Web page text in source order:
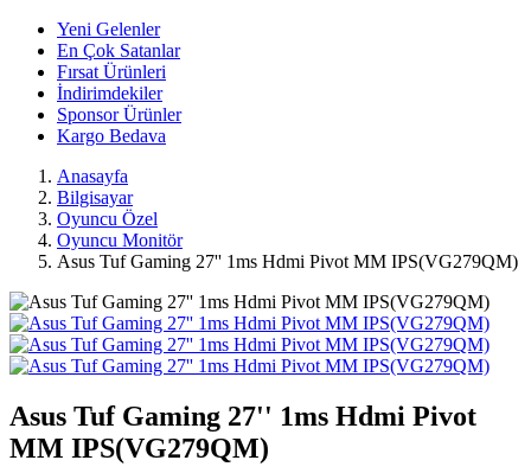
Yeni Gelenler
En Çok Satanlar
Fırsat Ürünleri
İndirimdekiler
Sponsor Ürünler
Kargo Bedava
Anasayfa
Bilgisayar
Oyuncu Özel
Oyuncu Monitör
Asus Tuf Gaming 27'' 1ms Hdmi Pivot MM IPS(VG279QM)
Asus Tuf Gaming 27'' 1ms Hdmi Pivot
MM IPS(VG279QM)